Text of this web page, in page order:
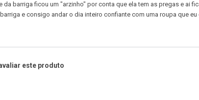
da barriga ficou um "arzinho" por conta que ela tem as pregas e ai
e consigo andar o dia inteiro confiante com uma roupa que
este produto